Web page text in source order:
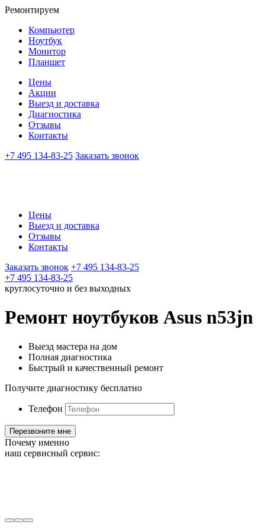
Ремонтируем
Компьютер
Ноутбук
Монитор
Планшет
Цены
Акции
Выезд и доставка
Диагностика
Отзывы
Контакты
+7 495 134-83-25 Заказать звонок
Цены
Выезд и доставка
Отзывы
Контакты
Заказать звонок +7 495 134-83-25
+7 495 134-83-25
круглосуточно и без выходных
Ремонт ноутбуков Asus n53jn
Выезд мастера на дом
Полная диагностика
Быстрый и качественный ремонт
Получите диагностику бесплатно
Телефон
Почему именно
наш сервисный сервис: